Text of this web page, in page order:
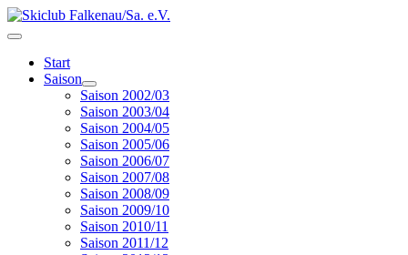
Start
Saison
Saison 2002/03
Saison 2003/04
Saison 2004/05
Saison 2005/06
Saison 2006/07
Saison 2007/08
Saison 2008/09
Saison 2009/10
Saison 2010/11
Saison 2011/12